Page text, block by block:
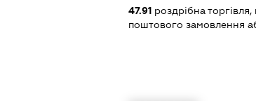
47.91роздрібна
поштового замовлення